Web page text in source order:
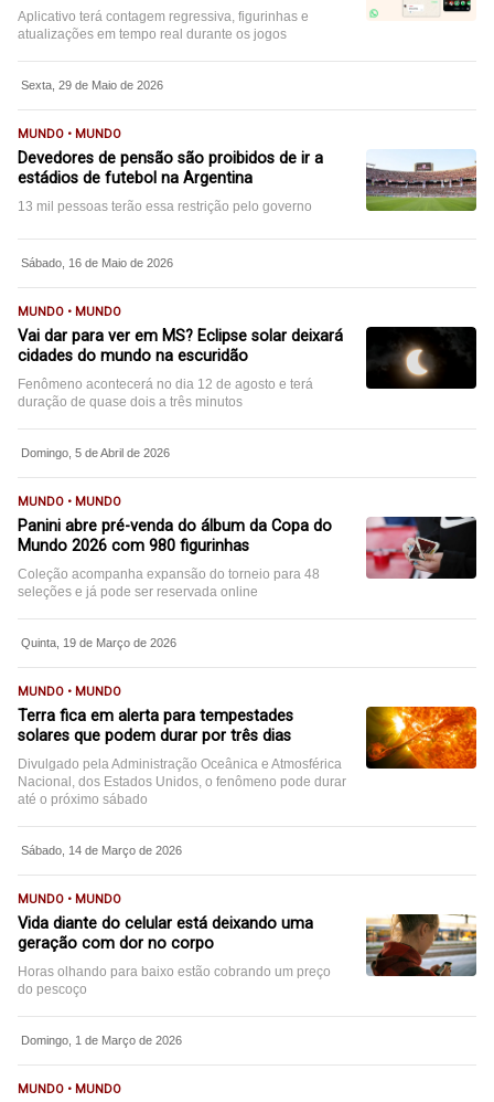
Aplicativo terá contagem regressiva, figurinhas e
atualizações em tempo real durante os jogos
Sexta, 29 de Maio de 2026
MUNDO • MUNDO
Devedores de pensão são proibidos de ir a
estádios de futebol na Argentina
13 mil pessoas terão essa restrição pelo governo
Sábado, 16 de Maio de 2026
MUNDO • MUNDO
Vai dar para ver em MS? Eclipse solar deixará
cidades do mundo na escuridão
Fenômeno acontecerá no dia 12 de agosto e terá
duração de quase dois a três minutos
Domingo, 5 de Abril de 2026
MUNDO • MUNDO
Panini abre pré-venda do álbum da Copa do
Mundo 2026 com 980 figurinhas
Coleção acompanha expansão do torneio para 48
seleções e já pode ser reservada online
Quinta, 19 de Março de 2026
MUNDO • MUNDO
Terra fica em alerta para tempestades
solares que podem durar por três dias
Divulgado pela Administração Oceânica e Atmosférica
Nacional, dos Estados Unidos, o fenômeno pode durar
até o próximo sábado
Sábado, 14 de Março de 2026
MUNDO • MUNDO
Vida diante do celular está deixando uma
geração com dor no corpo
Horas olhando para baixo estão cobrando um preço
do pescoço
Domingo, 1 de Março de 2026
MUNDO • MUNDO